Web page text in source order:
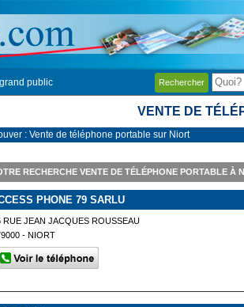
public Rechercher
VENTE DE
: Vente de téléphone portable sur Niort
RECHERCHE VENTE DE TÉLÉPHONE PORTABLE À
PHONE 79 SARLU
RUE JEAN JACQUES ROUSSEAU
- NIORT